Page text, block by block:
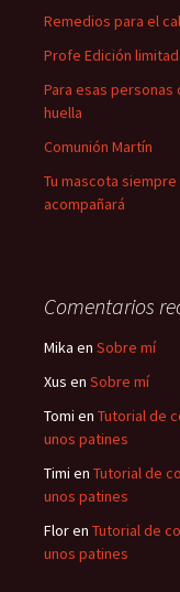
Remedios para el
Profe Edición
Para esas personas
huella
Comunión Martín
Tu mascota
acompañará
Comentarios
Mika en Sobre mí
Xus en Sobre mí
Tomi en Tutorial de
unos patines
Timi en Tutorial de
unos patines
Floren Tutorial de
unos patines